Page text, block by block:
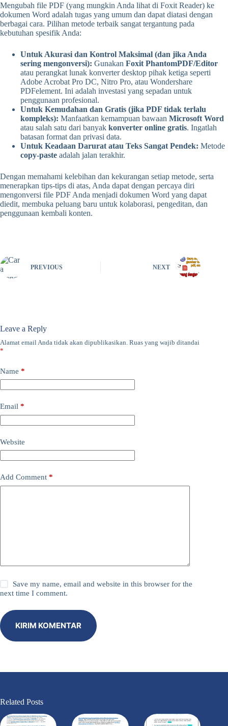
Mengubah file PDF (yang mungkin Anda lihat di Foxit Reader) ke
dokumen Word adalah tugas yang umum dan dapat diatasi dengan
berbagai cara. Pilihan metode terbaik sangat tergantung pada
kebutuhan spesifik Anda:
Untuk Akurasi dan Kontrol Maksimal (dan jika Anda
sering mengonversi): Gunakan Foxit PhantomPDF/Editor
atau perangkat lunak konverter desktop pihak ketiga seperti
Adobe Acrobat Pro DC, Nitro Pro, atau Wondershare
PDFelement. Ini adalah investasi yang sepadan untuk
penggunaan profesional.
Untuk Kemudahan dan Gratis (jika PDF tidak terlalu
kompleks): Manfaatkan kemampuan bawaan Microsoft Word
atau salah satu dari banyak konverter online gratis. Ingatlah
batasan format dan privasi data.
Untuk Keadaan Darurat atau Teks Sangat Pendek: Metode
copy-paste adalah jalan terakhir.
Dengan memahami kelebihan dan kekurangan setiap metode, serta
menerapkan tips-tips di atas, Anda dapat dengan percaya diri
mengonversi file PDF Anda menjadi dokumen Word yang dapat
diedit, membuka peluang baru untuk kolaborasi, pengeditan, dan
penggunaan kembali konten.
PREVIOUS NEXT
Leave a Reply
Alamat email Anda tidak akan dipublikasikan. Ruas yang wajib ditandai
*
Name *
Email *
Website
Add Comment *
Save my name, email and website in this browser for the
next time I comment.
KIRIM KOMENTAR
Related Posts